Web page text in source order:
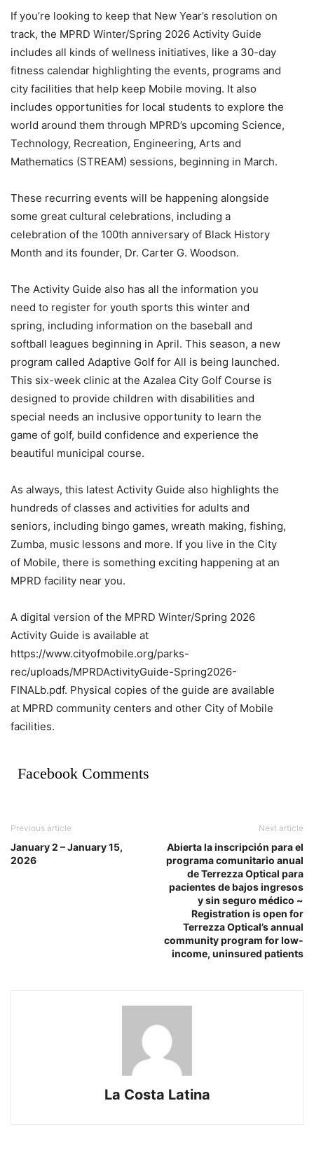
If you’re looking to keep that New Year’s resolution on
track, the MPRD Winter/Spring 2026 Activity Guide
includes all kinds of wellness initiatives, like a 30-day
fitness calendar highlighting the events, programs and
city facilities that help keep Mobile moving. It also
includes opportunities for local students to explore the
world around them through MPRD’s upcoming Science,
Technology, Recreation, Engineering, Arts and
Mathematics (STREAM) sessions, beginning in March.
These recurring events will be happening alongside
some great cultural celebrations, including a
celebration of the 100th anniversary of Black History
Month and its founder, Dr. Carter G. Woodson.
The Activity Guide also has all the information you
need to register for youth sports this winter and
spring, including information on the baseball and
softball leagues beginning in April. This season, a new
program called Adaptive Golf for All is being launched.
This six-week clinic at the Azalea City Golf Course is
designed to provide children with disabilities and
special needs an inclusive opportunity to learn the
game of golf, build confidence and experience the
beautiful municipal course.
As always, this latest Activity Guide also highlights the
hundreds of classes and activities for adults and
seniors, including bingo games, wreath making, fishing,
Zumba, music lessons and more. If you live in the City
of Mobile, there is something exciting happening at an
MPRD facility near you.
A digital version of the MPRD Winter/Spring 2026
Activity Guide is available at
https://www.cityofmobile.org/parks-
rec/uploads/MPRDActivityGuide-Spring2026-
FINALb.pdf. Physical copies of the guide are available
at MPRD community centers and other City of Mobile
facilities.
Facebook Comments
Previous article
January 2 – January 15,
2026
Next article
Abierta la inscripción para el
programa comunitario anual
de Terrezza Optical para
pacientes de bajos ingresos
y sin seguro médico ~
Registration is open for
Terrezza Optical’s annual
community program for low-
income, uninsured patients
La Costa Latina